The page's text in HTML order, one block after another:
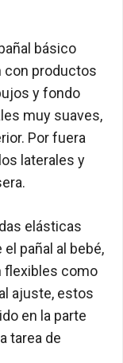
básico
con productos
y fondo
muy suaves,
Por fuera
laterales y
elásticas
el pañal al bebé,
flexibles como
ajuste, estos
en la parte
tarea de